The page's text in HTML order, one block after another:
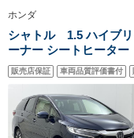
ホンダ
シャトル 1.5 ハイブ
ーナー シートヒーター
販売店保証 車両品質評価書付